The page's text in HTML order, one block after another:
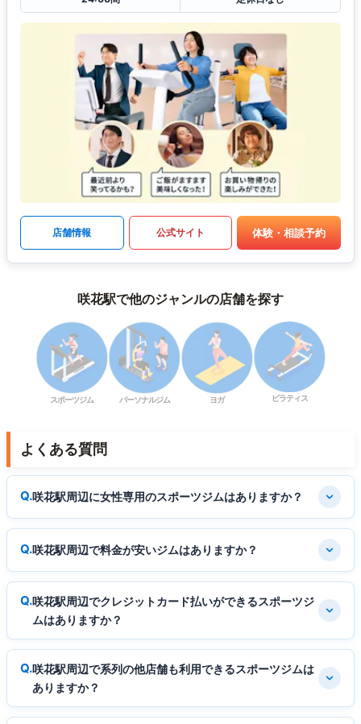
店舗情報 公式サイト 体験・相談予約
咲花駅で他のジャンルの店舗を探す
スポーツジム パーソナルジム ヨガ ピラティス
よくある質問
咲花駅周辺に女性専用のスポーツジムはありますか？
咲花駅周辺で料金が安いジムはありますか？
咲花駅周辺でクレジットカード払いができるスポーツジ
ムはありますか？
咲花駅周辺で系列の他店舗も利用できるスポーツジムは
ありますか？